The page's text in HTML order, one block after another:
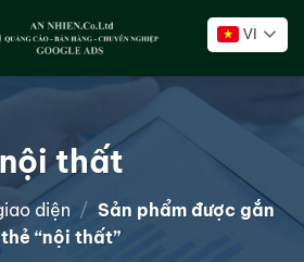
VI
nội thất
diện / Sản phẩm được gắn
thẻ “nội thất”